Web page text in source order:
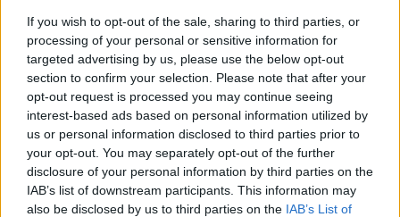
If you wish to opt-out of the sale, sharing to third parties, or
processing of your personal or sensitive information for
targeted advertising by us, please use the below opt-out
section to confirm your selection. Please note that after your
opt-out request is processed you may continue seeing
interest-based ads based on personal information utilized by
us or personal information disclosed to third parties prior to
your opt-out. You may separately opt-out of the further
disclosure of your personal information by third parties on the
IAB’s list of downstream participants. This information may
also be disclosed by us to third parties on the IAB’s List of